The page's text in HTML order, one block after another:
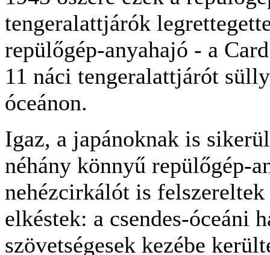
tengeralattjárók
repülőgép-anyahajó - a
11 náci tengeralattjárót
óceánon.
Igaz, a japánoknak is
néhány könnyű repülőgép-
nehézcirkálót is
elkéstek: a csendes-óceáni
szövetségesek kezébe